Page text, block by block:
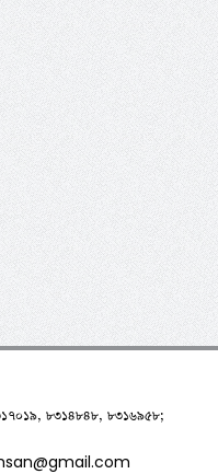
৮৩১৪৮৪৮, ৮৩১৬৯৫৮;